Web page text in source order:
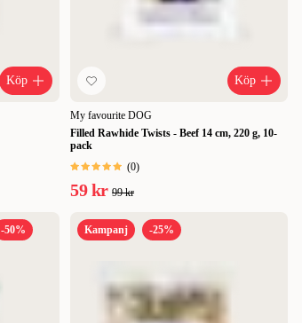
Köp Köp
My favourite DOG
Filled Rawhide Twists - Beef 14 cm, 220 g, 10-
pack
(0)
59 kr 99 kr
-50% Kampanj -25%